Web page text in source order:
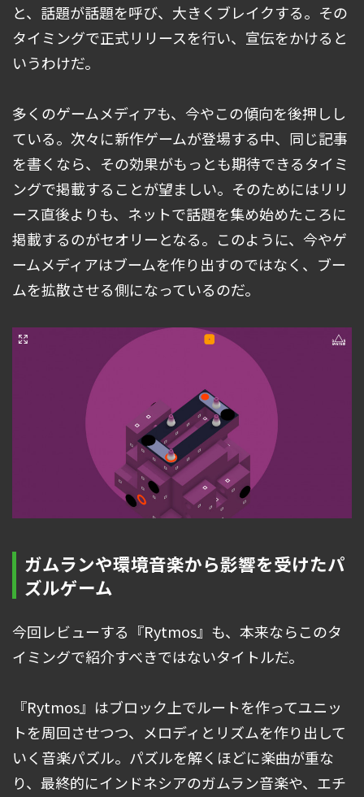
と、話題が話題を呼び、大きくブレイクする。その
タイミングで正式リリースを行い、宣伝をかけると
いうわけだ。
多くのゲームメディアも、今やこの傾向を後押しし
ている。次々に新作ゲームが登場する中、同じ記事
を書くなら、その効果がもっとも期待できるタイミ
ングで掲載することが望ましい。そのためにはリリ
ース直後よりも、ネットで話題を集め始めたころに
掲載するのがセオリーとなる。このように、今やゲ
ームメディアはブームを作り出すのではなく、ブー
ムを拡散させる側になっているのだ。
ガムランや環境音楽から影響を受けたパ
ズルゲーム
今回レビューする『Rytmos』も、本来ならこのタ
イミングで紹介すべきではないタイトルだ。
『Rytmos』はブロック上でルートを作ってユニッ
トを周回させつつ、メロディとリズムを作り出して
いく音楽パズル。パズルを解くほどに楽曲が重な
り、最終的にインドネシアのガムラン音楽や、エチ